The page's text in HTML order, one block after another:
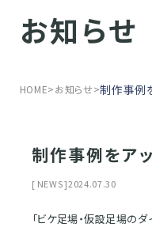
お知らせ
HOME お知らせ 制作事例
制作事例をア
NEWS 2024.07.30
「ビケ足場・仮設足場の